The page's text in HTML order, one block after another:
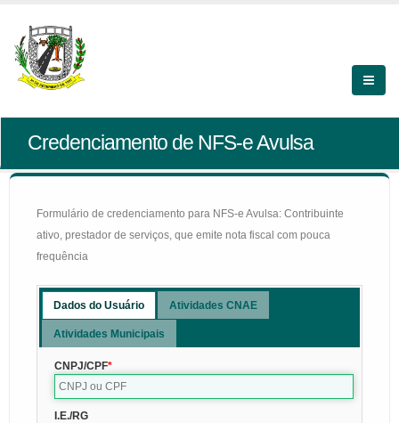
Credenciamento de NFS-e Avulsa
Formulário de credenciamento para NFS-e Avulsa: Contribuinte
ativo, prestador de serviços, que emite nota fiscal com pouca
frequência
Dados do Usuário Atividades CNAE
Atividades Municipais
CNPJ/CPF
I.E./RG